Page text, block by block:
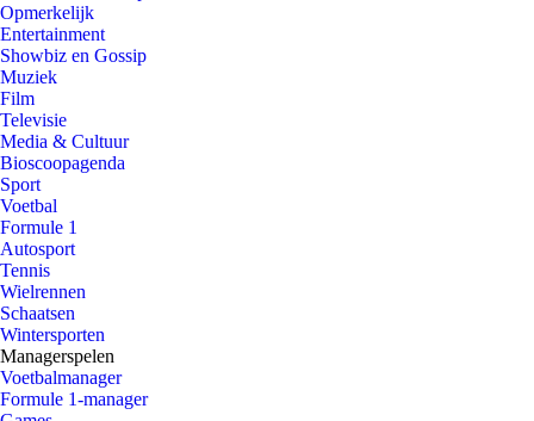
Opmerkelijk
Entertainment
Showbiz en Gossip
Muziek
Film
Televisie
Media & Cultuur
Bioscoopagenda
Sport
Voetbal
Formule 1
Autosport
Tennis
Wielrennen
Schaatsen
Wintersporten
Managerspelen
Voetbalmanager
Formule 1-manager